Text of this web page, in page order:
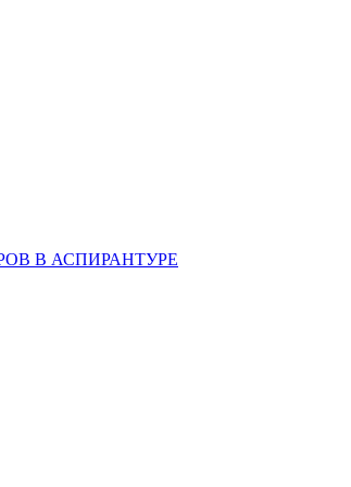
В АСПИРАНТУРЕ